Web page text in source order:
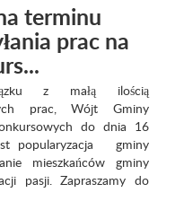
terminu
prac na
z małą ilością
prac, Wójt Gminy
do dnia 16
popularyzacja gminy
mieszkańców gminy
pasji. Zapraszamy do